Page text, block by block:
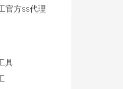
官方ss代理
具